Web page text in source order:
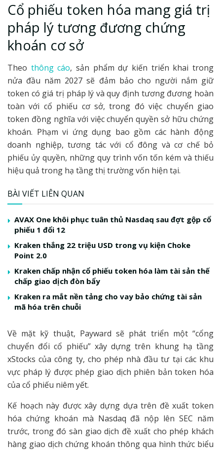
Cổ phiếu token hóa mang giá trị
pháp lý tương đương chứng
khoán cơ sở
Theo thông cáo, sản phẩm dự kiến triển khai trong
nửa đầu năm 2027 sẽ đảm bảo cho người nắm giữ
token có giá trị pháp lý và quy định tương đương hoàn
toàn với cổ phiếu cơ sở, trong đó việc chuyển giao
token đồng nghĩa với việc chuyển quyền sở hữu chứng
khoán. Phạm vi ứng dụng bao gồm các hành động
doanh nghiệp, tương tác với cổ đông và cơ chế bỏ
phiếu ủy quyền, những quy trình vốn tốn kém và thiếu
hiệu quả trong hạ tầng thị trường vốn hiện tại.
BÀI VIẾT LIÊN QUAN
AVAX One khôi phục tuân thủ Nasdaq sau đợt gộp cổ
phiếu 1 đổi 12
Kraken thắng 22 triệu USD trong vụ kiện Choke
Point 2.0
Kraken chấp nhận cổ phiếu token hóa làm tài sản thế
chấp giao dịch đòn bẩy
Kraken ra mắt nền tảng cho vay bảo chứng tài sản
mã hóa trên chuỗi
Về mặt kỹ thuật, Payward sẽ phát triển một “cổng
chuyển đổi cổ phiếu” xây dựng trên khung hạ tầng
xStocks của công ty, cho phép nhà đầu tư tại các khu
vực pháp lý được phép giao dịch phiên bản token hóa
của cổ phiếu niêm yết.
Kế hoạch này được xây dựng dựa trên đề xuất token
hóa chứng khoán mà Nasdaq đã nộp lên SEC năm
trước, trong đó sàn giao dịch đề xuất cho phép khách
hàng giao dịch chứng khoán thông qua hình thức biểu